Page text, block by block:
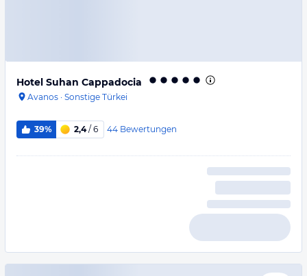
Hotel Suhan Cappadocia
Avanos · Sonstige Türkei
39% 2,4/ 6 44 Bewertungen